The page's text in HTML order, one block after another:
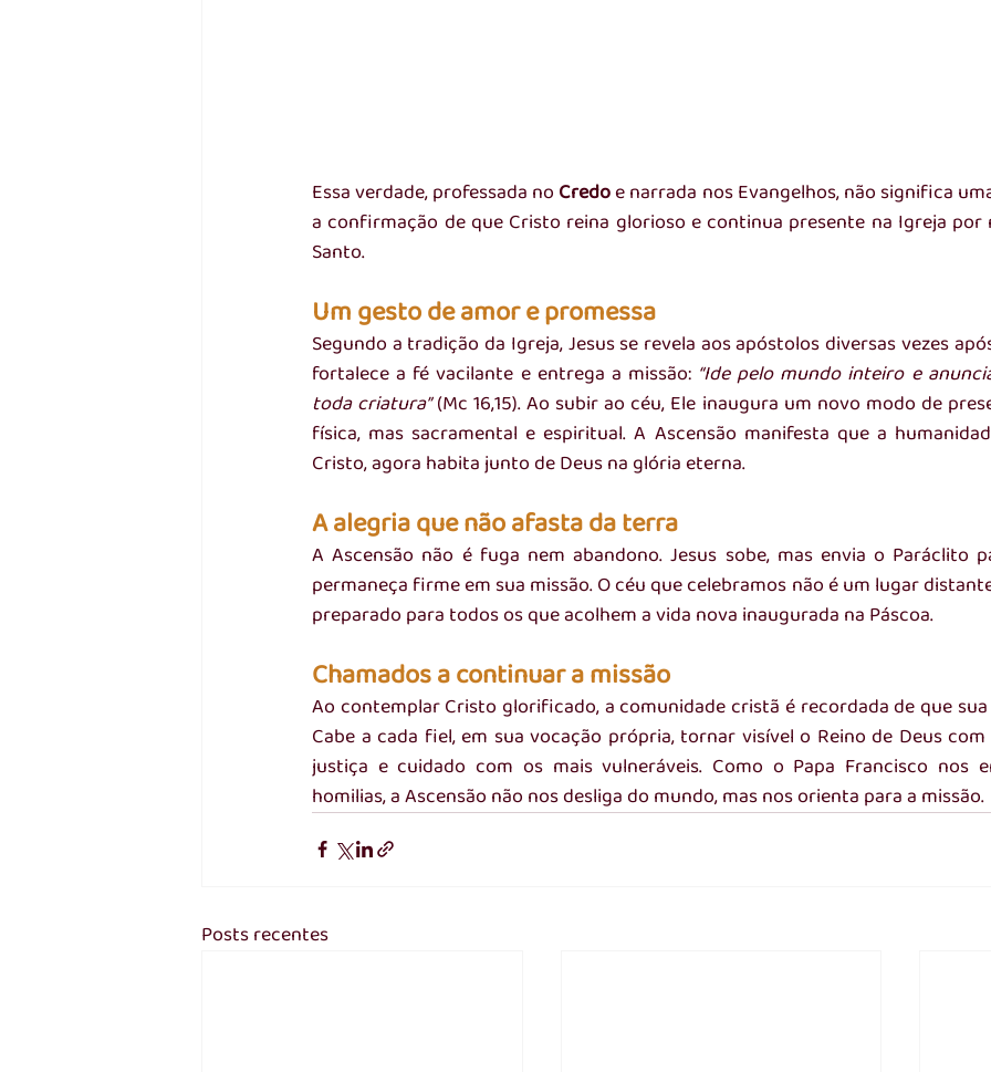
Essa verdade, professada no Credo e narrada nos Evangelhos, não significa
a confirmação de que Cristo reina glorioso e continua presente na Igreja por
Santo.
Um gesto de amor e promessa
Segundo a tradição da Igreja, Jesus se revela aos apóstolos diversas vezes
fortalece a fé vacilante e entrega a missão: “Ide pelo mundo inteiro e
toda criatura” (Mc 16,15). Ao subir ao céu, Ele inaugura um novo modo de
física, mas sacramental e espiritual. A Ascensão manifesta que a
Cristo, agora habita junto de Deus na glória eterna.
A alegria que não afasta da terra
A Ascensão não é fuga nem abandono. Jesus sobe, mas envia o Paráclito
permaneça firme em sua missão. O céu que celebramos não é um lugar
preparado para todos os que acolhem a vida nova inaugurada na Páscoa.
Chamados a continuar a missão
Ao contemplar Cristo glorificado, a comunidade cristã é recordada de que
Cabe a cada fiel, em sua vocação própria, tornar visível o Reino de Deus
justiça e cuidado com os mais vulneráveis. Como o Papa Francisco nos
homilias, a Ascensão não nos desliga do mundo, mas nos orienta para a missão.
Posts recentes